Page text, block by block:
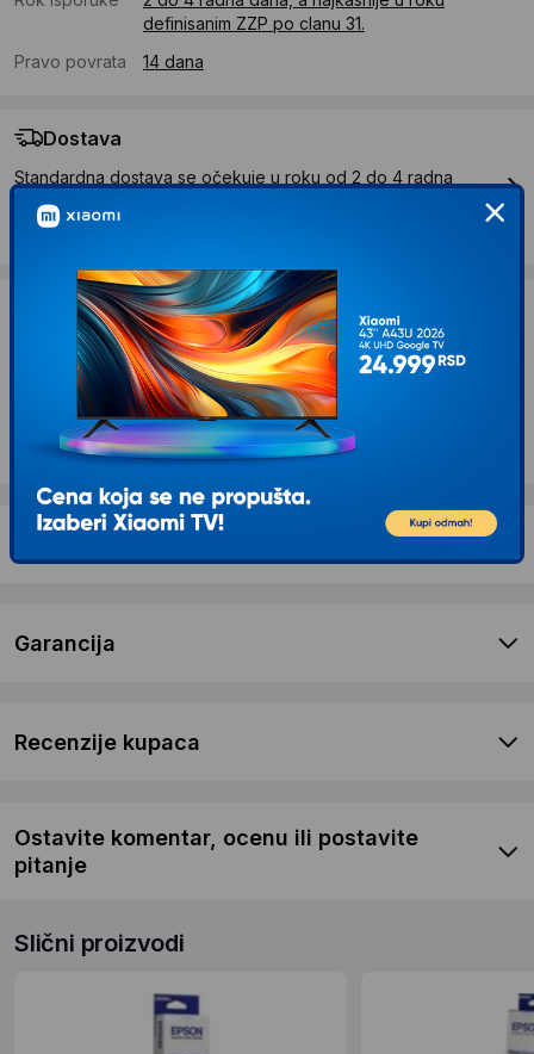
definisanim ZZP po clanu 31.
Pravo povrata
14 dana
Dostava
Standardna dostava se očekuje u roku od 2 do 4 radna
dana
Želite li ponudu za firmu?
Kontaktirajte nas
Opis proizvoda KYOCERA WT-5190 Waste
Toner Bottle
Garancija
Recenzije kupaca
Ostavite komentar, ocenu ili postavite
pitanje
Slični proizvodi